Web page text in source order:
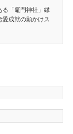
る「竈門神社」縁
成就の願かけス